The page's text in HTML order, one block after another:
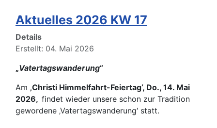
Aktuelles 2026 KW 17
Details
Erstellt: 04. Mai 2026
„Vatertagswanderung“
Am ‚Christi Himmelfahrt-Feiertag‘, Do., 14. Mai
2026, findet wieder unsere schon zur Tradition
gewordene ‚Vatertagswanderung‘ statt.